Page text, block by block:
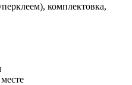
комплектовка,